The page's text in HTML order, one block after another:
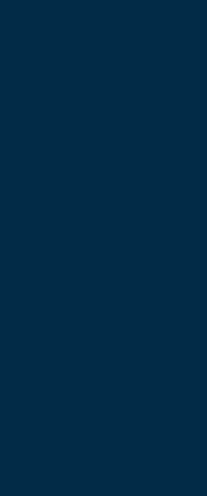
Διοικητικό
Πολιτική
Προστασία
Πρότυπα,